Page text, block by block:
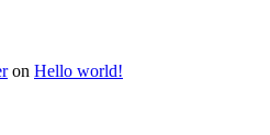
on Hello world!